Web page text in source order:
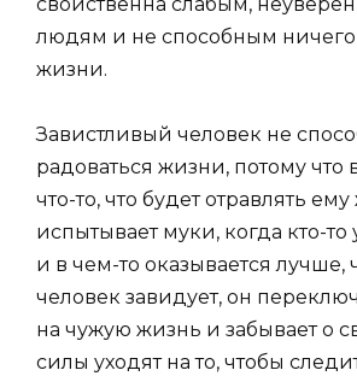
людям и не способным ничего
жизни.
Завистливый человек не
радоваться жизни, потому что
что-то, что будет отравлять
испытывает муки, когда кто-
и в чем-то оказывается лучше,
человек завидует, он
на чужую жизнь и забывает о
силы уходят на то, чтобы